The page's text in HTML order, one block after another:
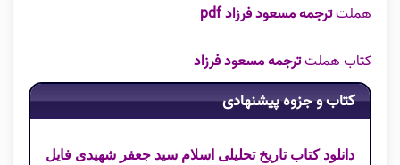
هملتترجمه مسعود فرزاد pdf
کتاب هملتترجمه مسعود فرزاد
کتاب و جزوه پیشنهادی
دانلود کتاب تاریخ تحلیلی اسلام سید جعفر شهیدی فایل